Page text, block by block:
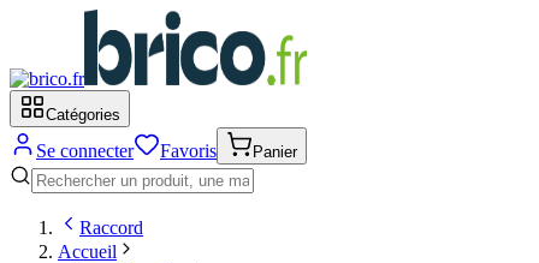
Catégories
Se connecter Favoris Panier
Raccord
Accueil